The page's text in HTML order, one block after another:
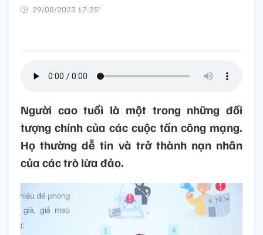
29/08/2023 17:25’
Người cao tuổi là một trong những đối
tượng chính của các cuộc tấn công mạng.
Họ thường dễ tin và trở thành nạn nhân
của các trò lừa đảo.